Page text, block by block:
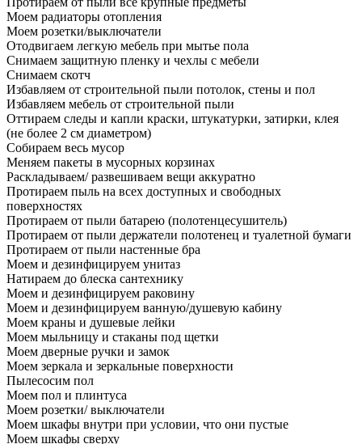
Моем радиаторы отопления
Моем розетки/выключатели
Отодвигаем легкую мебель при мытье пола
Снимаем защитную пленку и чехлы с мебели
Снимаем скотч
Избавляем от строительной пыли потолок, стены и пол
Избавляем мебель от строительной пыли
Оттираем следы и капли краски, штукатурки, затирки, клея
(не более 2 см диаметром)
Собираем весь мусор
Меняем пакеты в мусорных корзинах
Раскладываем/ развешиваем вещи аккуратно
Протираем пыль на всех доступных и свободных
поверхностях
Протираем от пыли батарею (полотенцесушитель)
Протираем от пыли держатели полотенец и туалетной бумаги
Протираем от пыли настенные бра
Моем и дезинфицируем унитаз
Натираем до блеска сантехнику
Моем и дезинфицируем раковину
Моем и дезинфицируем ванную/душевую кабину
Моем краны и душевые лейки
Моем мыльницу и стаканы под щетки
Моем дверные ручки и замок
Моем зеркала и зеркальные поверхности
Пылесосим пол
Моем пол и плинтуса
Моем розетки/ выключатели
Моем шкафы внутри при условии, что они пустые
Моем шкафы сверху